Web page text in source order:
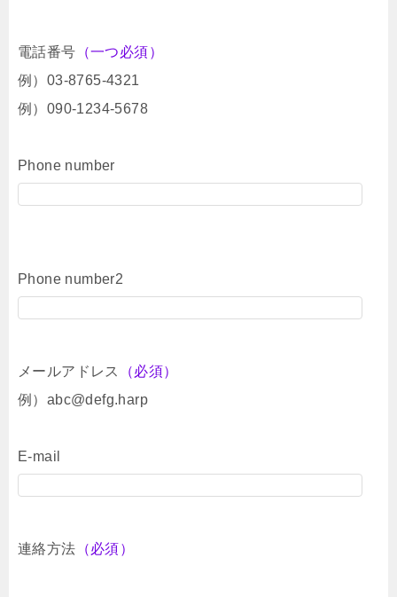
電話番号 （一つ必須）
例）03-8765-4321
例）090-1234-5678
Phone number
Phone number2
メールアドレス
（必須）
例）abc@defg.harp
E-mail
連絡方法 （必須）